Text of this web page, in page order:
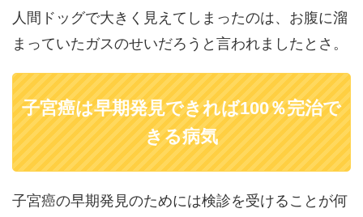
人間ドッグで大きく見えてしまったのは、お腹に溜
まっていたガスのせいだろうと言われましたとさ。
子宮癌は早期発見できれば100％完治で
きる病気
子宮癌の早期発見のためには検診を受けることが何